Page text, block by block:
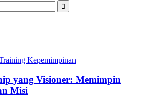
yang Visioner: Memimpin
Misi